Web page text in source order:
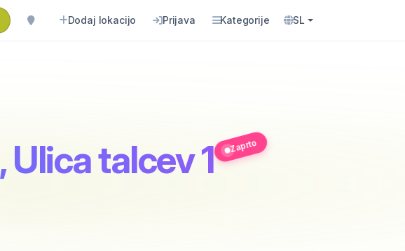
Dodaj lokacijo Prijava Kategorije SL
, Ulica talcev 1 Zaprto